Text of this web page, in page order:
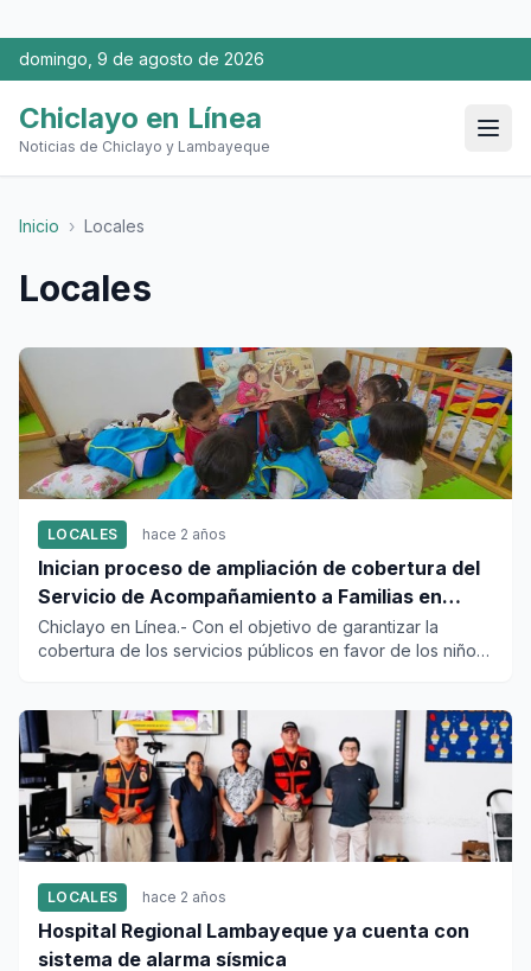
domingo, 9 de agosto de 2026
Chiclayo en Línea
Noticias de Chiclayo y Lambayeque
Inicio › Locales
Locales
LOCALES hace 2 años
Inician proceso de ampliación de cobertura del
Servicio de Acompañamiento a Familias en
Lambayeque
Chiclayo en Línea.- Con el objetivo de garantizar la
cobertura de los servicios públicos en favor de los niños
LOCALES hace 2 años
Hospital Regional Lambayeque ya cuenta con
sistema de alarma sísmica